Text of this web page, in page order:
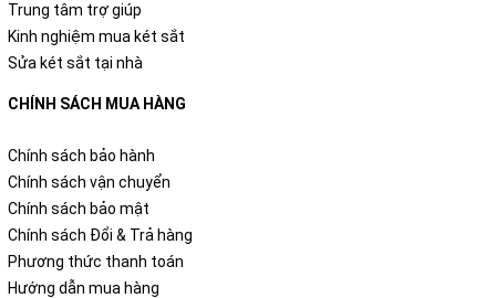
Trung tâm trợ giúp
Kinh nghiệm mua két sắt
Sửa két sắt tại nhà
CHÍNH SÁCH MUA HÀNG
Chính sách bảo hành
Chính sách vận chuyển
Chính sách bảo mật
Chính sách Đổi & Trả hàng
Phương thức thanh toán
Hướng dẫn mua hàng